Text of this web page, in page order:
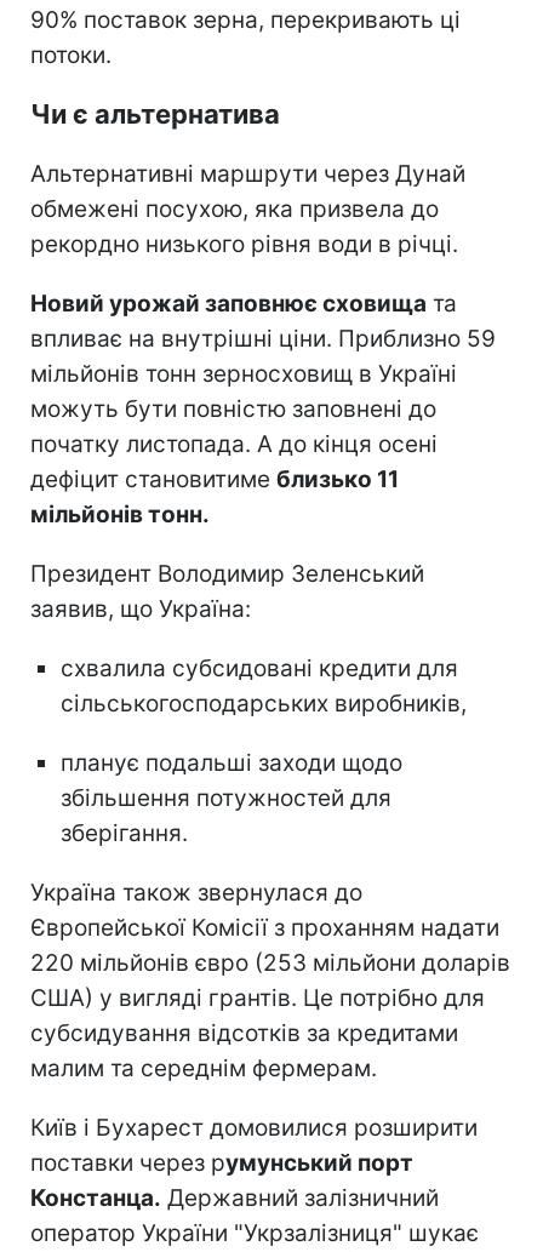
90% поставок зерна, перекривають ці
потоки.
Чи є альтернатива
Альтернативні маршрути через Дунай
обмежені посухою, яка призвела до
рекордно низького рівня води в річці.
Новий урожай заповнює сховища та
впливає на внутрішні ціни. Приблизно 59
мільйонів тонн зерносховищ в Україні
можуть бути повністю заповнені до
початку листопада. А до кінця осені
дефіцит становитиме близько 11
мільйонів тонн.
Президент Володимир Зеленський
заявив, що Україна:
схвалила субсидовані кредити для
сільськогосподарських виробників,
планує подальші заходи щодо
збільшення потужностей для
зберігання.
Україна також звернулася до
Європейської Комісії з проханням надати
220 мільйонів євро (253 мільйони доларів
США) у вигляді грантів. Це потрібно для
субсидування відсотків за кредитами
малим та середнім фермерам.
Київ і Бухарест домовилися розширити
поставки через румунський порт
Констанца. Державний залізничний
оператор України "Укрзалізниця" шукає